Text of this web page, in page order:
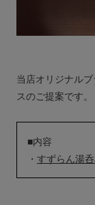
当店オリジナル
スのご提案です。
■内容
・ すずらん湯